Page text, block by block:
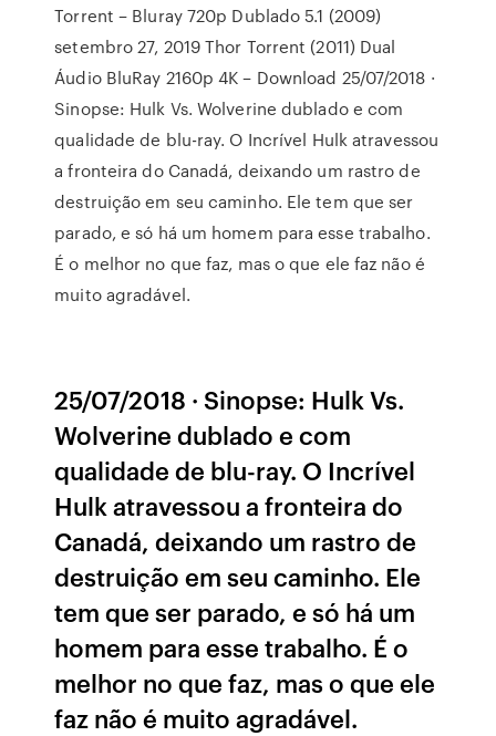
Torrent – Bluray 720p Dublado 5.1 (2009)
setembro 27, 2019 Thor Torrent (2011) Dual
Áudio BluRay 2160p 4K – Download 25/07/2018 ·
Sinopse: Hulk Vs. Wolverine dublado e com
qualidade de blu-ray. O Incrível Hulk atravessou
a fronteira do Canadá, deixando um rastro de
destruição em seu caminho. Ele tem que ser
parado, e só há um homem para esse trabalho.
É o melhor no que faz, mas o que ele faz não é
muito agradável.
25/07/2018 · Sinopse: Hulk Vs.
Wolverine dublado e com
qualidade de blu-ray. O Incrível
Hulk atravessou a fronteira do
Canadá, deixando um rastro de
destruição em seu caminho. Ele
tem que ser parado, e só há um
homem para esse trabalho. É o
melhor no que faz, mas o que ele
faz não é muito agradável.